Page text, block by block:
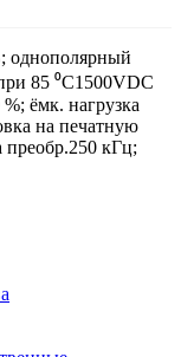
однополярный
85 ⁰C1500VDC
ёмк. нагрузка
на печатную
преобр.250 кГц;